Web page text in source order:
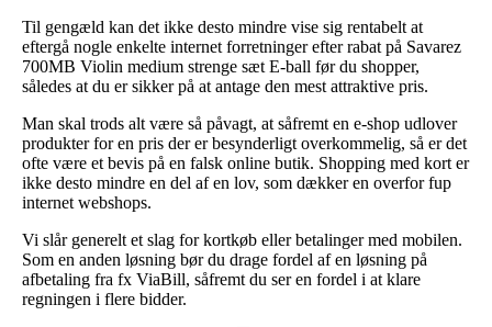
Til gengæld kan det ikke desto mindre vise sig rentabelt at
eftergå nogle enkelte internet forretninger efter rabat på Savarez
700MB Violin medium strenge sæt E-ball før du shopper,
således at du er sikker på at antage den mest attraktive pris.
Man skal trods alt være så påvagt, at såfremt en e-shop udlover
produkter for en pris der er besynderligt overkommelig, så er det
ofte være et bevis på en falsk online butik. Shopping med kort er
ikke desto mindre en del af en lov, som dækker en overfor fup
internet webshops.
Vi slår generelt et slag for kortkøb eller betalinger med mobilen.
Som en anden løsning bør du drage fordel af en løsning på
afbetaling fra fx ViaBill, såfremt du ser en fordel i at klare
regningen i flere bidder.